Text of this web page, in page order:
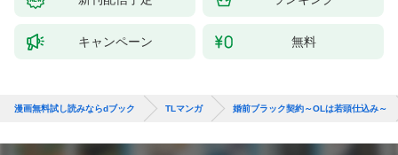
キャンペーン 無料
漫画無料試し読みならdブック TLマンガ 婚前ブラック契約～OLは若頭仕込み～